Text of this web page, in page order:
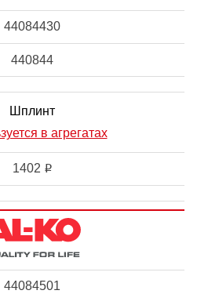
44084430
440844
Шплинт
в агрегатах
1402 i
44084501